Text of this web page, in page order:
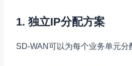
1. 独立IP分配方案
SD-WAN可以为每个业务单元分